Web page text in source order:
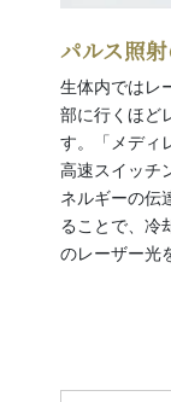
パルス照
生体内ではレ
部に行くほど
す。「メディ
高速スイッチ
ネルギーの伝
ることで、冷
のレーザー光